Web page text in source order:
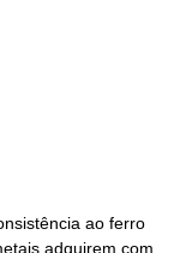
ao ferro
adquirem com